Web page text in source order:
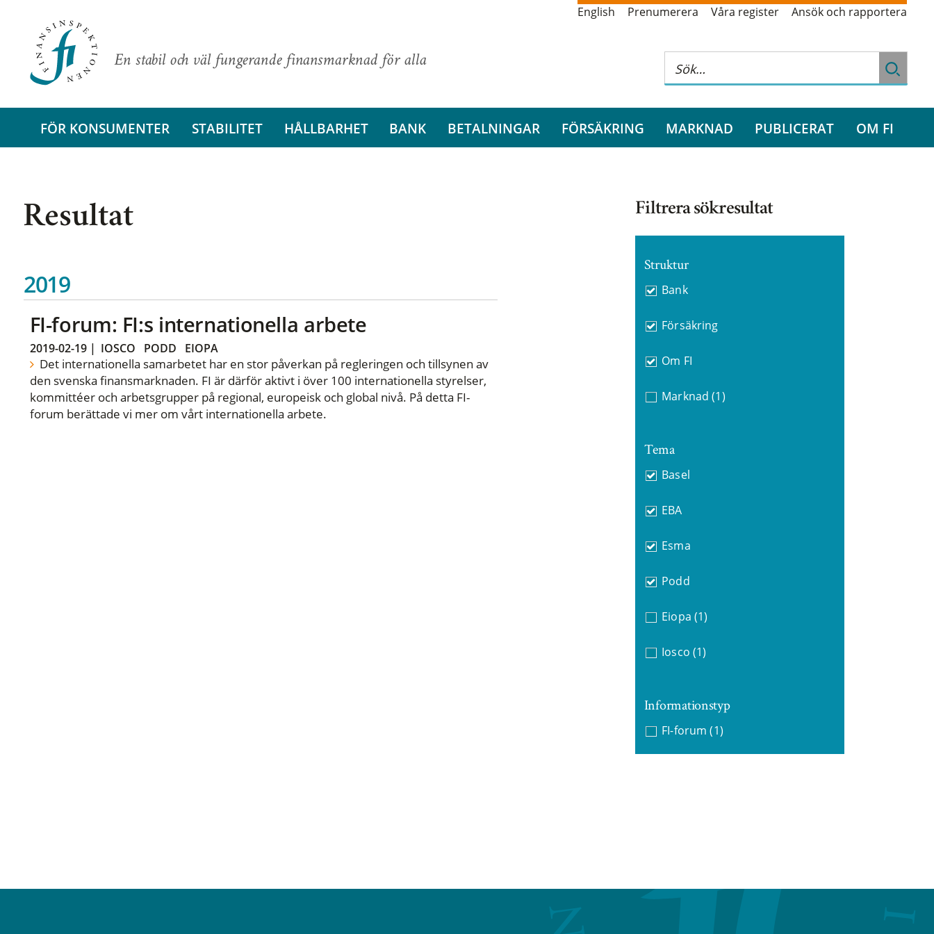
En stabil och väl fungerande finansmarknad för alla
English Prenumerera Våra register Ansök och rapportera
FÖR KONSUMENTER STABILITET HÅLLBARHET BANK BETALNINGAR FÖRSÄKRING MARKNAD PUBLICERAT OM FI
Resultat
2019
FI-forum: FI:s internationella arbete
2019-02-19| IOSCO PODD EIOPA
Det internationella samarbetet har en stor påverkan på regleringen och tillsynen av
den svenska finansmarknaden. FI är därför aktivt i över 100 internationella styrelser,
kommittéer och arbetsgrupper på regional, europeisk och global nivå. På detta FI-
forum berättade vi mer om vårt internationella arbete.
Filtrera sökresultat
Struktur
Bank
Försäkring
Om FI
Marknad (1)
Tema
Basel
EBA
Esma
Podd
Eiopa (1)
Iosco (1)
Informationstyp
FI-forum (1)